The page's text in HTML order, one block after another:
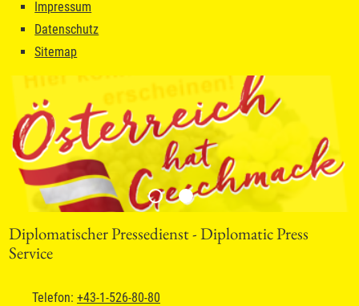
Impressum
Datenschutz
Sitemap
Diplomatischer Pressedienst - Diplomatic Press
Service
Telefon: +43-1-526-80-80